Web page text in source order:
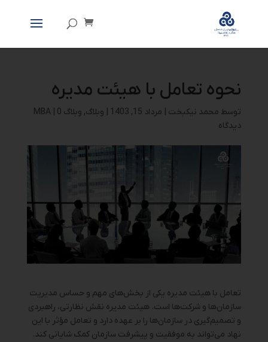
نحوه تعامل با هیئت مدیره
توسط محمد نیکبخت مرداد 15, 1403 وبلاگ, وبلاگ MBA 0
دیدگاه
تعامل با هیئت مدیره یکی از بخش‌های مهم و حساس مدیریت
سازمان‌ها و شرکت‌ها است. هیئت مدیره نقش نظارتی، راهبردی
و تصمیم‌گیری در سازمان‌ها را بر عهده دارد و تعامل مؤثر با این
نهاد می‌تواند به موفقیت و پیشرفت سازمان کمک شایانی کند.